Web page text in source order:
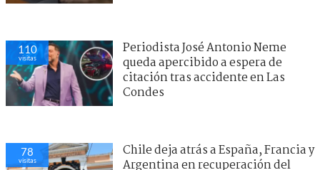
110
visitas
Periodista José Antonio Neme
queda apercibido a espera de
citación tras accidente en Las
Condes
78
visitas
Chile deja atrás a España, Francia y
Argentina en recuperación del